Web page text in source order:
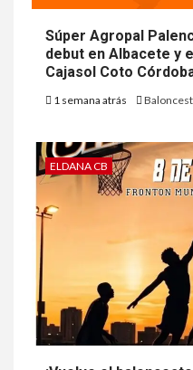
Súper Agropal
debut en Albacete y
Cajasol Coto
1 semana atrás
ELDANA CB